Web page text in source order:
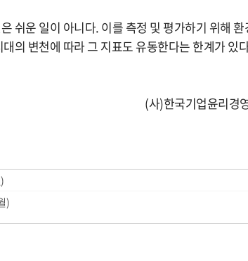
쉬운 일이 아니다. 이를 측정 및 평가하기 위해
의 변천에 따라 그 지표도 유동한다는 한계가 있
(사)한국기업윤리경
)